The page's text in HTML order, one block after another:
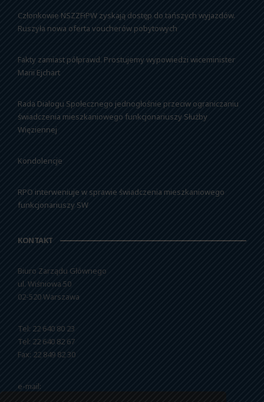
Członkowie NSZZFiPW zyskają dostęp do tańszych wyjazdów.
Ruszyła nowa oferta voucherów pobytowych
Fakty zamiast półprawd. Prostujemy wypowiedzi wiceminister
Marii Ejchart
Rada Dialogu Społecznego jednogłośnie przeciw ograniczaniu
świadczenia mieszkaniowego funkcjonariuszy Służby
Więziennej
Kondolencje
RPO interweniuje w sprawie świadczenia mieszkaniowego
funkcjonariuszy SW
KONTAKT
Biuro Zarządu Głównego
ul. Wiśniowa 50
02-520 Warszawa
Tel: 22 640 80 23
Tel: 22 640 82 67
Fax: 22 849 82 30
e-mail: